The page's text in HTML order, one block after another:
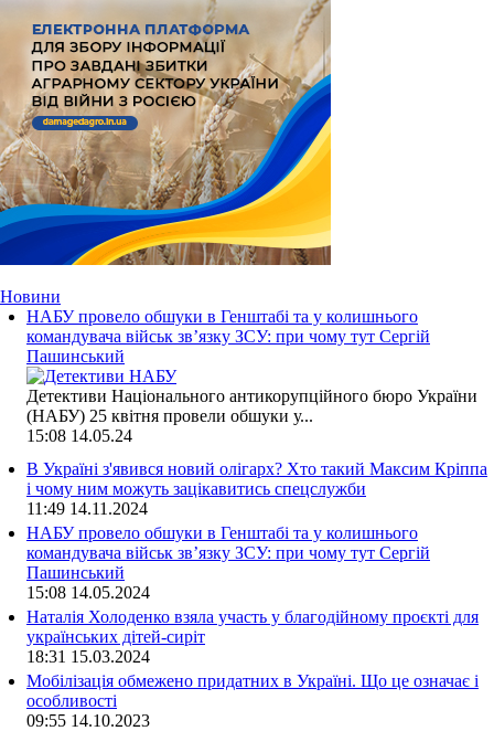
Новини
НАБУ провело обшуки в Генштабі та у колишнього
командувача військ зв’язку ЗСУ: при чому тут Сергій
Пашинський
Детективи Національного антикорупційного бюро України
(НАБУ) 25 квітня провели обшуки у...
15:08 14.05.24
В Україні з'явився новий олігарх? Хто такий Максим Кріппа
і чому ним можуть зацікавитись спецслужби
11:49 14.11.2024
НАБУ провело обшуки в Генштабі та у колишнього
командувача військ зв’язку ЗСУ: при чому тут Сергій
Пашинський
15:08 14.05.2024
Наталія Холоденко взяла участь у благодійному проєкті для
українських дітей-сиріт
18:31 15.03.2024
Мобілізація обмежено придатних в Україні. Що це означає і
особливості
09:55 14.10.2023